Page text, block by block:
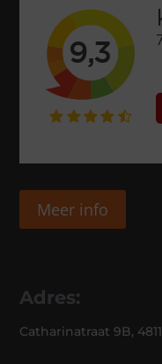
Meer info
Adres:
Catharinatraat 9B,